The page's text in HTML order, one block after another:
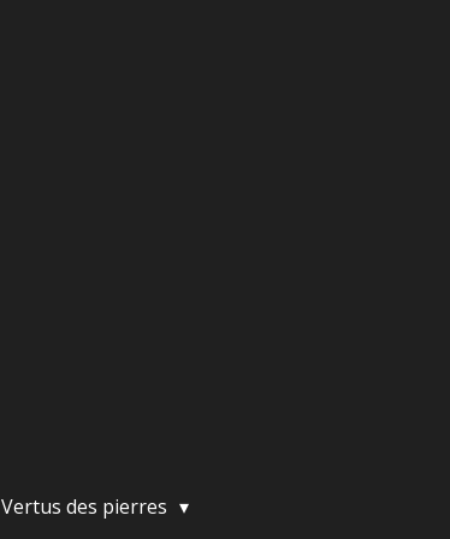
Vertus des pierres